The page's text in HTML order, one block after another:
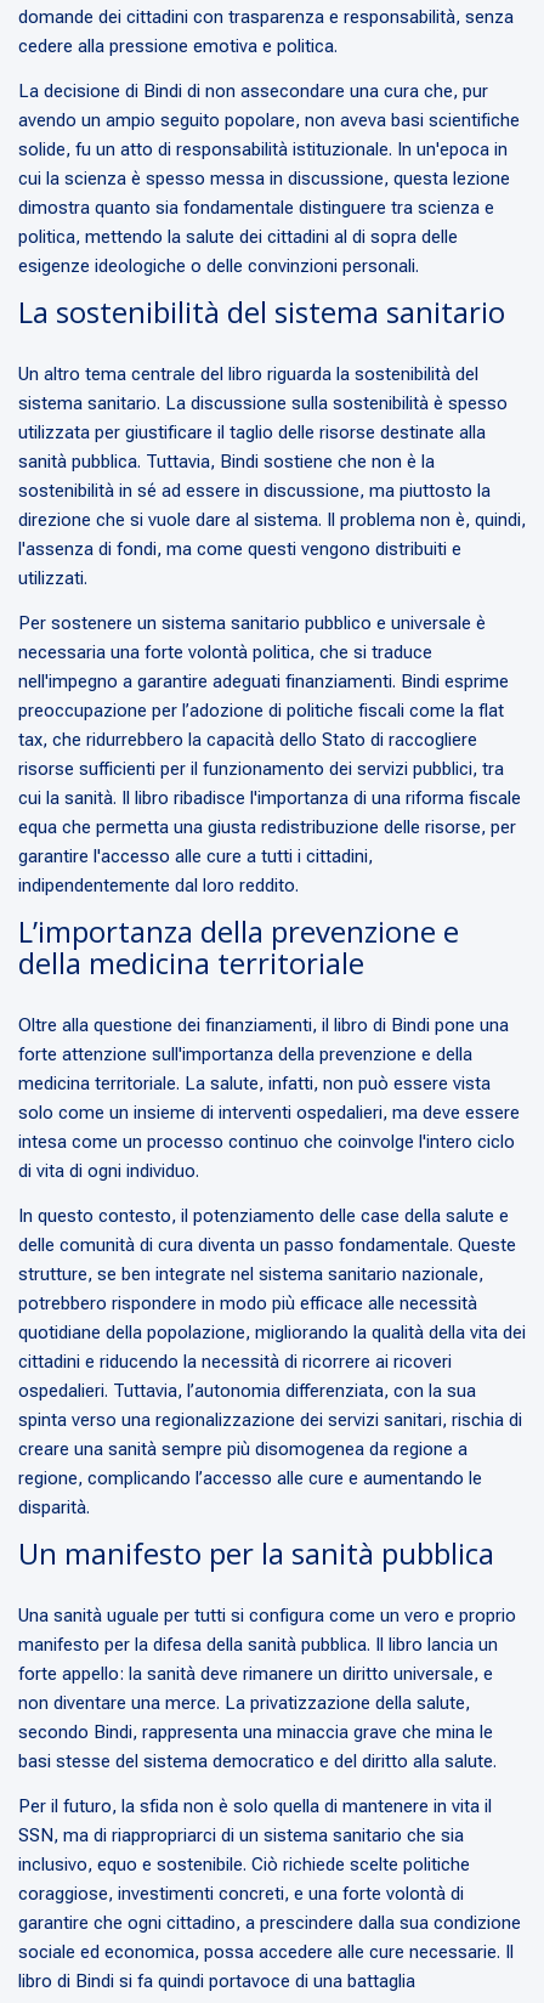
domande dei cittadini con trasparenza e responsabilità, senza
cedere alla pressione emotiva e politica.
La decisione di Bindi di non assecondare una cura che, pur
avendo un ampio seguito popolare, non aveva basi scientifiche
solide, fu un atto di responsabilità istituzionale. In un'epoca in
cui la scienza è spesso messa in discussione, questa lezione
dimostra quanto sia fondamentale distinguere tra scienza e
politica, mettendo la salute dei cittadini al di sopra delle
esigenze ideologiche o delle convinzioni personali.
La sostenibilità del sistema sanitario
Un altro tema centrale del libro riguarda la sostenibilità del
sistema sanitario. La discussione sulla sostenibilità è spesso
utilizzata per giustificare il taglio delle risorse destinate alla
sanità pubblica. Tuttavia, Bindi sostiene che non è la
sostenibilità in sé ad essere in discussione, ma piuttosto la
direzione che si vuole dare al sistema. Il problema non è, quindi,
l'assenza di fondi, ma come questi vengono distribuiti e
utilizzati.
Per sostenere un sistema sanitario pubblico e universale è
necessaria una forte volontà politica, che si traduce
nell'impegno a garantire adeguati finanziamenti. Bindi esprime
preoccupazione per l’adozione di politiche fiscali come la flat
tax, che ridurrebbero la capacità dello Stato di raccogliere
risorse sufficienti per il funzionamento dei servizi pubblici, tra
cui la sanità. Il libro ribadisce l'importanza di una riforma fiscale
equa che permetta una giusta redistribuzione delle risorse, per
garantire l'accesso alle cure a tutti i cittadini,
indipendentemente dal loro reddito.
L’importanza della prevenzione e
della medicina territoriale
Oltre alla questione dei finanziamenti, il libro di Bindi pone una
forte attenzione sull'importanza della prevenzione e della
medicina territoriale. La salute, infatti, non può essere vista
solo come un insieme di interventi ospedalieri, ma deve essere
intesa come un processo continuo che coinvolge l'intero ciclo
di vita di ogni individuo.
In questo contesto, il potenziamento delle case della salute e
delle comunità di cura diventa un passo fondamentale. Queste
strutture, se ben integrate nel sistema sanitario nazionale,
potrebbero rispondere in modo più efficace alle necessità
quotidiane della popolazione, migliorando la qualità della vita dei
cittadini e riducendo la necessità di ricorrere ai ricoveri
ospedalieri. Tuttavia, l’autonomia differenziata, con la sua
spinta verso una regionalizzazione dei servizi sanitari, rischia di
creare una sanità sempre più disomogenea da regione a
regione, complicando l’accesso alle cure e aumentando le
disparità.
Un manifesto per la sanità pubblica
Una sanità uguale per tutti si configura come un vero e proprio
manifesto per la difesa della sanità pubblica. Il libro lancia un
forte appello: la sanità deve rimanere un diritto universale, e
non diventare una merce. La privatizzazione della salute,
secondo Bindi, rappresenta una minaccia grave che mina le
basi stesse del sistema democratico e del diritto alla salute.
Per il futuro, la sfida non è solo quella di mantenere in vita il
SSN, ma di riappropriarci di un sistema sanitario che sia
inclusivo, equo e sostenibile. Ciò richiede scelte politiche
coraggiose, investimenti concreti, e una forte volontà di
garantire che ogni cittadino, a prescindere dalla sua condizione
sociale ed economica, possa accedere alle cure necessarie. Il
libro di Bindi si fa quindi portavoce di una battaglia